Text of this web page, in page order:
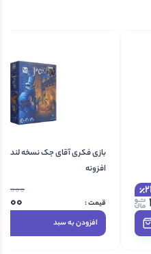
افزونه
افزودن به سبد